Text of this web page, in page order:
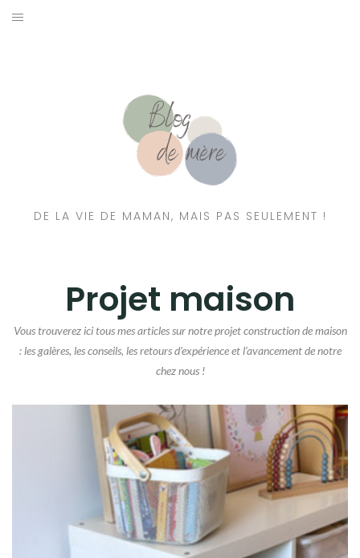
DE LA VIE DE MAMAN, MAIS PAS SEULEMENT !
Projet maison
Vous trouverez ici tous mes articles sur notre projet construction de maison
: les galères, les conseils, les retours d’expérience et l’avancement de notre
chez nous !
RESSOURCES NUTRITION & PARENTALITÉ